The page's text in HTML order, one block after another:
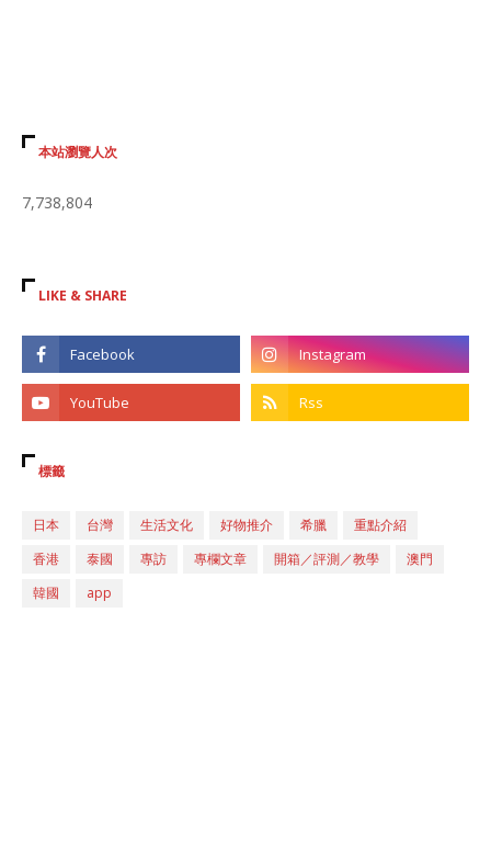
本站瀏覽人次
7,738,804
LIKE & SHARE
標籤
日本 台灣 生活文化 好物推介 希臘
重點介紹
香港
泰國 專訪 專欄文章 開箱／評測／教學
澳門
韓國
app